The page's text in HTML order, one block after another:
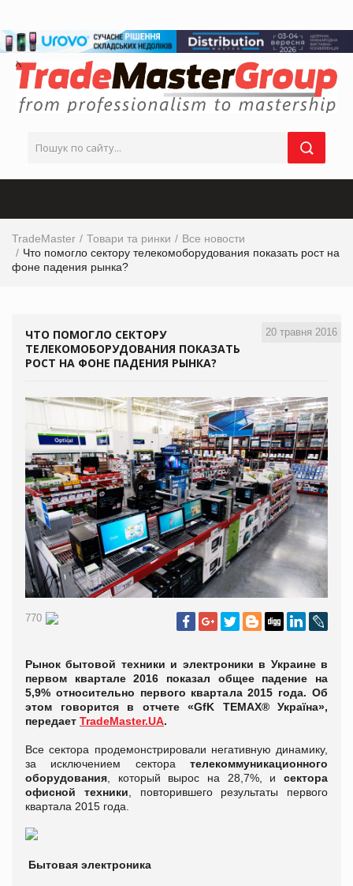
TradeMaster Товари та ринки
Все новости
Что помогло сектору телекомоборудования показать рост на
фоне падения рынка?
20 травня 2016
ЧТО ПОМОГЛО СЕКТОРУ
ТЕЛЕКОМОБОРУДОВАНИЯ ПОКАЗАТЬ
РОСТ НА ФОНЕ ПАДЕНИЯ РЫНКА?
770
Рынок бытовой техники и электроники в Украине в
первом квартале 2016 показал общее падение на
5,9% относительно первого квартала 2015 года. Об
этом говорится в отчете «GfK TEMAX® Україна»,
передает TradeMaster.UA.
Все сектора продемонстрировали негативную динамику,
за исключением сектора телекоммуникационного
оборудования, который вырос на 28,7%, и сектора
офисной техники, повторившего результаты первого
квартала 2015 года.
Бытовая электроника